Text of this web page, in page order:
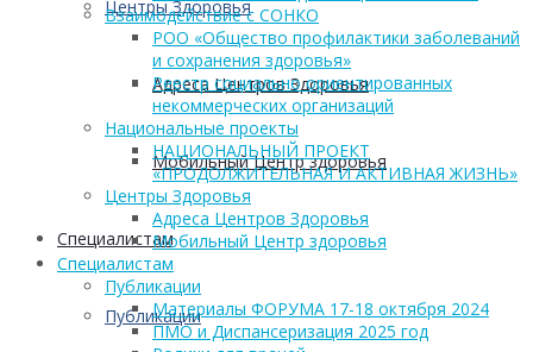
Центры Здоровья
Адреса Центров Здоровья
Мобильный Центр здоровья
Cпециалистам
Публикации
Взаимодействие с СОНКО
РОО «Общество профилактики заболеваний
и сохранения здоровья»
Реестр социально ориентированных
некоммерческих организаций
Национальные проекты
НАЦИОНАЛЬНЫЙ ПРОЕКТ
«ПРОДОЛЖИТЕЛЬНАЯ И АКТИВНАЯ ЖИЗНЬ»
Центры Здоровья
Адреса Центров Здоровья
Мобильный Центр здоровья
Cпециалистам
Публикации
Материалы ФОРУМА 17-18 октября 2024
ПМО и Диспансеризация 2025 год